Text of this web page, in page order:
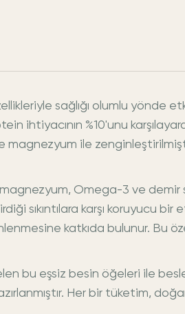
sağlığı olumlu yönde
ihtiyacının %10'unu
ile
Omega-3 ve demir
sıkıntılara karşı koruyucu bir
katkıda bulunur. Bu
bu eşsiz besin öğeleri ile
Her bir tüketim,